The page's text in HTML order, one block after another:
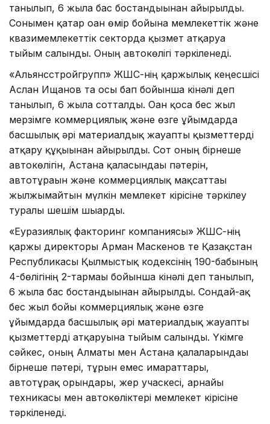
танылып, 6 жылға бас бостандығынан айырылды.
Сонымен қатар оған өмір бойына мемлекеттік және
квазимемлекеттік секторда қызмет атқаруға
тыйым салынды. Оның автокөлігі тәркіленеді.
«Альянсстройгрупп» ЖШС-нің қаржылық кеңесшісі
Аслан Ищанов та осы бап бойынша кінәлі деп
танылып, 6 жылға сотталды. Оған қоса бес жыл
мерзімге коммерциялық және өзге ұйымдарда
басшылық әрі материалдық жауапты қызметтерді
атқару құқығынан айырылды. Сот оның бірнеше
автокөлігін, Астана қаласындағы пәтерін,
автотұрағын және коммерциялық мақсаттағы
жылжымайтын мүлкін мемлекет кірісіне тәркілеу
туралы шешім шығарды.
«Еуразиялық факторинг компаниясы» ЖШС-нің
қаржы директоры Арман Маскенов те Қазақстан
Республикасы Қылмыстық кодексінің 190-бабының
4-бөлігінің 2-тармағы бойынша кінәлі деп танылып,
6 жылға бас бостандығынан айырылды. Сондай-ақ
бес жыл бойы коммерциялық және өзге
ұйымдарда басшылық әрі материалдық жауапты
қызметтерді атқаруына тыйым салынды. Үкімге
сәйкес, оның Алматы мен Астана қалаларындағы
бірнеше пәтері, тұрғын емес ғимараттары,
автотұрақ орындары, жер учаскесі, арнайы
техникасы мен автокөліктері мемлекет кірісіне
тәркіленеді.